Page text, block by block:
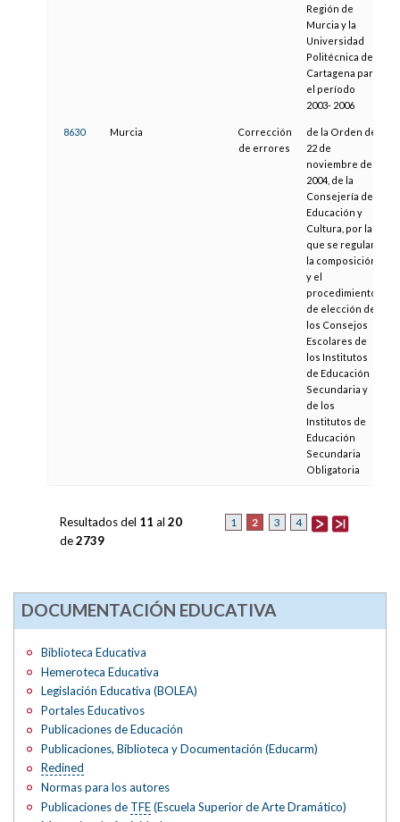
Región de
Murcia y la
Universidad
Politécnica de
Cartagena para
el período
2003- 2006
8630 Murcia
Corrección
de errores
de la Orden de
22 de
noviembre de
2004, de la
Consejería de
Educación y
Cultura, por la
que se regulan
la composición
y el
procedimiento
de elección de
los Consejos
Escolares de
los Institutos
de Educación
Secundaria y
de los
Institutos de
Educación
Secundaria
Obligatoria
1 2 3 4
Resultados del 11 al 20
de2739
DOCUMENTACIÓN EDUCATIVA
Biblioteca Educativa
Hemeroteca Educativa
Legislación Educativa (BOLEA)
Portales Educativos
Publicaciones de Educación
Publicaciones, Biblioteca y Documentación (Educarm)
Redined
Normas para los autores
Publicaciones de TFE(Escuela Superior de Arte Dramático)